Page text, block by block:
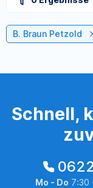
B. Braun Petzold
Schnell,
Mo - Do 7:30